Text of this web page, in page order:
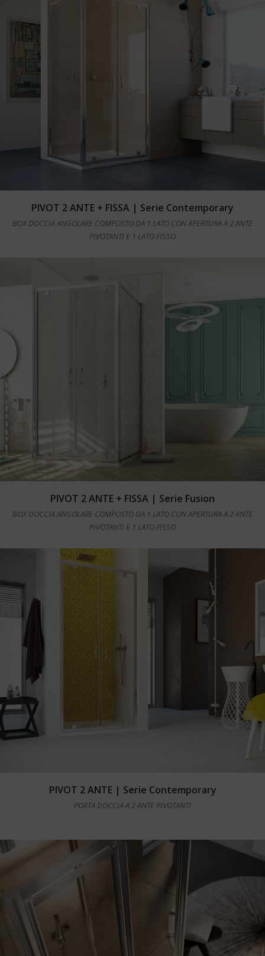
Leggi tutto
PIVOT 2 ANTE + FISSA | Serie Contemporary
BOX DOCCIA ANGOLARE COMPOSTO DA 1 LATO CON APERTURA A 2 ANTE
PIVOTANTI E 1 LATO FISSO
Leggi tutto
PIVOT 2 ANTE + FISSA | Serie Fusion
BOX DOCCIA ANGOLARE COMPOSTO DA 1 LATO CON APERTURA A 2 ANTE
PIVOTANTI E 1 LATO FISSO
Leggi tutto
PIVOT 2 ANTE | Serie Contemporary
PORTA DOCCIA A 2 ANTE PIVOTANTI